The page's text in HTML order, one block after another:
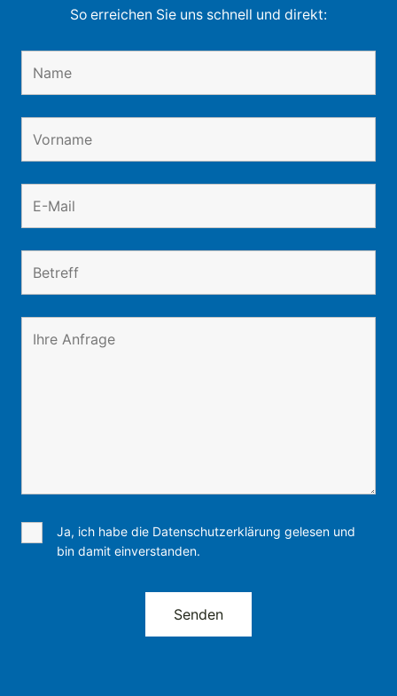
So erreichen Sie uns schnell und direkt:
Ja, ich habe die Datenschutzerklärung gelesen und
bin damit einverstanden.